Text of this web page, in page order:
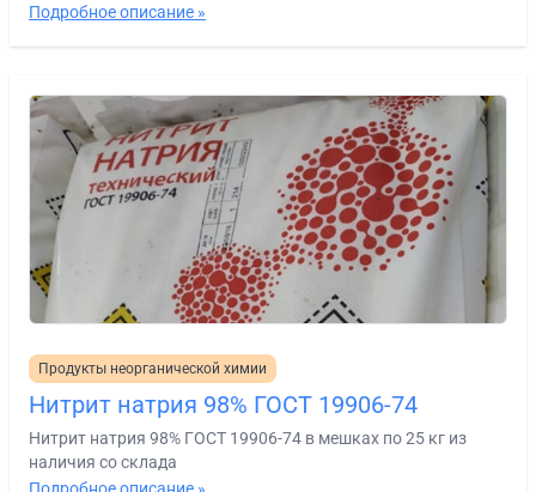
Подробное описание »
Продукты неорганической химии
Нитрит натрия 98% ГОСТ 19906-74
Нитрит натрия 98% ГОСТ 19906-74 в мешках по 25 кг из
наличия со склада
Подробное описание »